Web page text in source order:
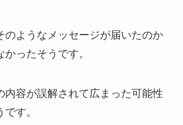
のようなメッセージが届いたのか
ったそうです。
内容が誤解されて広まった可能性
す。